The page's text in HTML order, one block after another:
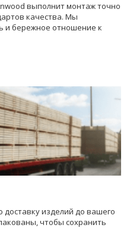
выполнит монтаж точно
качества. Мы
и бережное отношение к
изделий до вашего
чтобы сохранить